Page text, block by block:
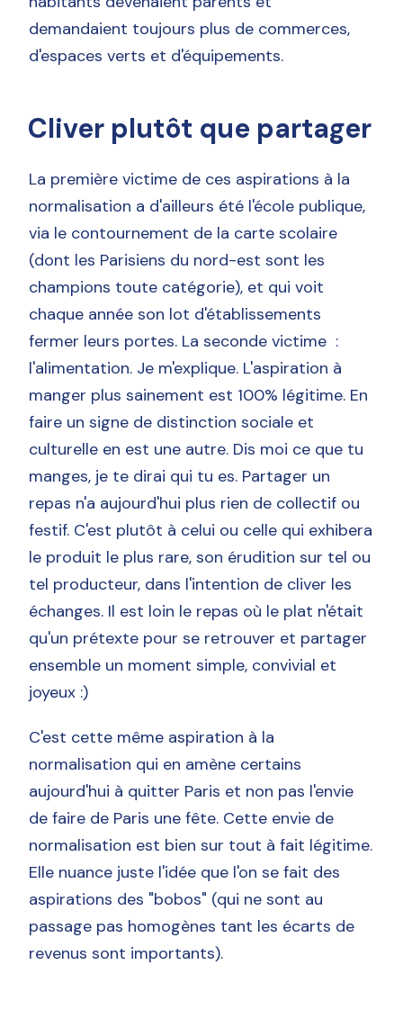
demandaient toujours plus de commerces,
d'espaces verts et d'équipements.
Cliver plutôt que partager
La première victime de ces aspirations à la
normalisation a d'ailleurs été l'école publique,
via le contournement de la carte scolaire
(dont les Parisiens du nord-est sont les
champions toute catégorie), et qui voit
chaque année son lot d'établissements
fermer leurs portes. La seconde victime :
l'alimentation. Je m'explique. L'aspiration à
manger plus sainement est 100% légitime. En
faire un signe de distinction sociale et
culturelle en est une autre. Dis moi ce que tu
manges, je te dirai qui tu es. Partager un
repas n'a aujourd'hui plus rien de collectif ou
festif. C'est plutôt à celui ou celle qui exhibera
le produit le plus rare, son érudition sur tel ou
tel producteur, dans l'intention de cliver les
échanges. Il est loin le repas où le plat n'était
qu'un prétexte pour se retrouver et partager
ensemble un moment simple, convivial et
joyeux :)
C'est cette même aspiration à la
normalisation qui en amène certains
aujourd'hui à quitter Paris et non pas l'envie
de faire de Paris une fête. Cette envie de
normalisation est bien sur tout à fait légitime.
Elle nuance juste l'idée que l'on se fait des
aspirations des "bobos" (qui ne sont au
passage pas homogènes tant les écarts de
revenus sont importants).